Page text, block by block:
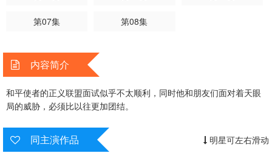
第07集 第08集
内容简介
和平使者的正义联盟面试似乎不太顺利，同时他和朋友们面对着天眼
局的威胁，必须比以往更加团结。
同主演作品 明星可左右滑动